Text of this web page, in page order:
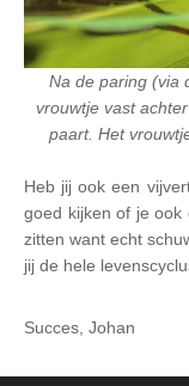
Na de paring (via
vrouwtje vast
paart. Het
Heb jij ook een
goed kijken of je ook
zitten want echt
jij de hele
Succes, Johan